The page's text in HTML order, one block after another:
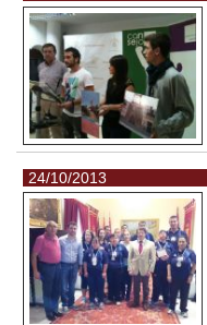
24/10/2013